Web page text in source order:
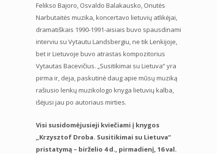
Felikso Bajoro, Osvaldo Balakausko, Onutės
Narbutaitės muzika, koncertavo lietuvių atlikėjai,
dramatiškais 1990-1991-aisiais buvo spausdinami
interviu su Vytautu Landsbergiu, ne tik Lenkijoje,
bet ir Lietuvoje buvo atrastas kompozitorius
Vytautas Bacevičius. „Susitikimai su Lietuva“ yra
pirma ir, deja, paskutinė daug apie mūsų muziką
rašiusio lenkų muzikologo knyga lietuvių kalba,
išėjusi jau po autoriaus mirties.
Visi susidomėjusieji kviečiami į knygos
„Krzysztof Droba. Susitikimai su Lietuva“
pristatymą – birželio 4 d., pirmadienį, 16 val.